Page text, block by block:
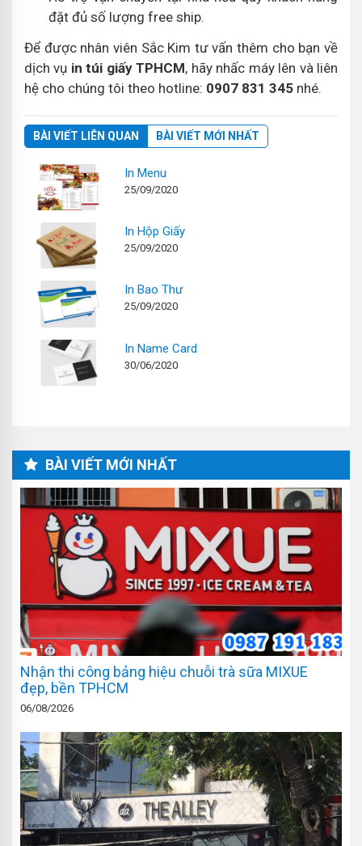
đặt đủ số lượng free ship.
Để được nhân viên Sắc Kim tư vấn thêm cho bạn về
dịch vụ in túi giấy TPHCM, hãy nhấc máy lên và liên
hệ cho chúng tôi theo hotline: 0907 831 345 nhé.
BÀI VIẾT LIÊN QUAN BÀI VIẾT MỚI NHẤT
In Menu
25/09/2020
In Hộp Giấy
25/09/2020
In Bao Thư
25/09/2020
In Name Card
30/06/2020
BÀI VIẾT MỚI NHẤT
Nhận thi công bảng hiệu chuỗi trà sữa MIXUE
đẹp, bền TPHCM
06/08/2026